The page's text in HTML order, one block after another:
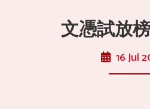
文憑試放
16 Jul